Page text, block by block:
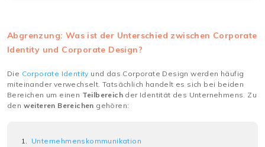
Abgrenzung: Was ist der Unterschied zwischen Corporate
Identity und Corporate Design?
Die Corporate Identity und das Corporate Design werden häufig
miteinander verwechselt. Tatsächlich handelt es sich bei beiden
Bereichen um einen Teilbereich der Identität des Unternehmens. Zu
den weiteren Bereichen gehören:
Unternehmenskommunikation